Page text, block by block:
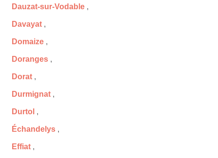
Dauzat-sur-Vodable ,
Davayat ,
Domaize ,
Doranges ,
Dorat ,
Durmignat ,
Durtol ,
Échandelys ,
Effiat ,